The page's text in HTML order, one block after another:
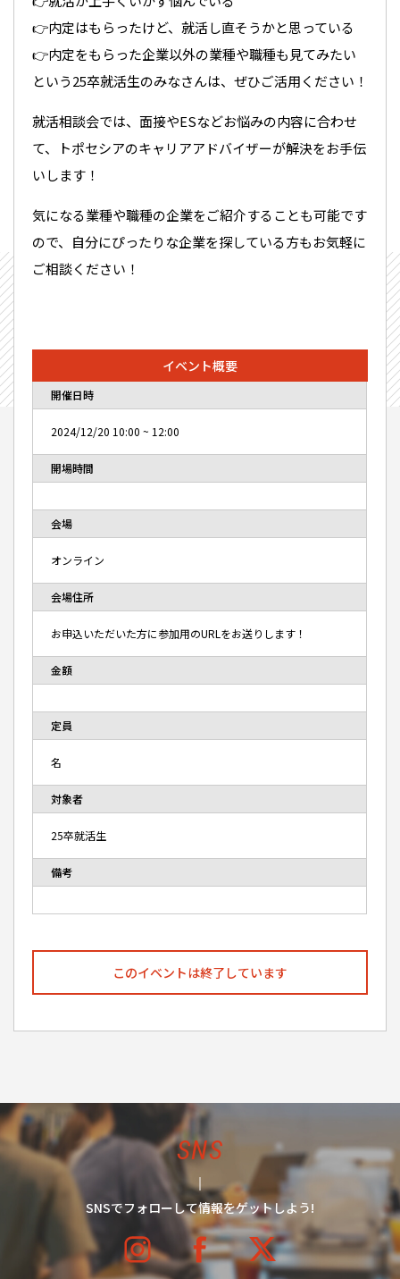
👉内定はもらったけど、就活し直そうかと思っている
👉内定をもらった企業以外の業種や職種も見てみたい
という25卒就活生のみなさんは、ぜひご活用ください！
就活相談会では、面接やESなどお悩みの内容に合わせ
て、トポセシアのキャリアアドバイザーが解決をお手伝
いします！
気になる業種や職種の企業をご紹介することも可能です
ので、自分にぴったりな企業を探している方もお気軽に
ご相談ください！
イベント概要
開催日時
2024/12/20 10:00 ~ 12:00
開場時間
会場
オンライン
会場住所
お申込いただいた方に参加用のURLをお送りします！
金額
定員
名
対象者
25卒就活生
備考
このイベントは終了しています
SNS
SNSでフォローして情報をゲットしよう!